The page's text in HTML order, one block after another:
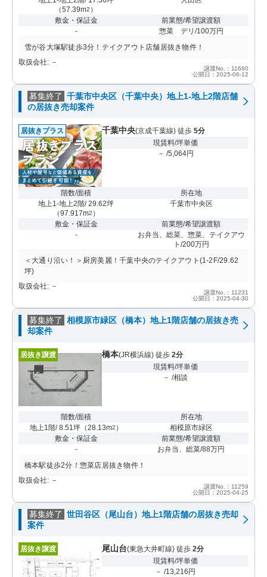
（57.39m2 ）
敷金・保証金
-
前業態/希望譲渡額
惣菜 デリ/100万円
雪が谷大塚駅徒歩3分！テイクアウト店舗居抜き物件！
取扱会社: －
譲渡No.：11680
公開日：2025-06-12
募集終了 千葉市中央区（千葉中央）地上1-地上2階店舗
の居抜き売却案件
居抜きプラス 千葉中央(京成千葉線) 徒歩 5分
現賃料/坪単価
－ /5,064円
階数/面積
地上1-地上2階/ 29.62坪
（97.917m2 ）
所在地
千葉市中央区
敷金・保証金
-
前業態/希望譲渡額
お弁当、総菜、惣菜、テイクアウ
ト/200万円
＜大通り沿い！＞厨房美麗！千葉中央のテイクアウト(1-2F/29.62
坪)
取扱会社: －
譲渡No.：11231
公開日：2025-04-30
募集終了 相模原市緑区（橋本）地上1階店舗の居抜き売
却案件
居抜き譲渡 橋本(JR横浜線) 徒歩 2分
現賃料/坪単価
－ /相談
階数/面積
地上1階/ 8.51坪（28.13m2 ）
所在地
相模原市緑区
敷金・保証金
-
前業態/希望譲渡額
お弁当、総菜/88万円
橋本駅徒歩2分！惣菜店居抜き物件！
取扱会社: －
譲渡No.：11259
公開日：2025-04-25
募集終了 世田谷区（尾山台）地上1階店舗の居抜き売却
案件
居抜き譲渡 尾山台(東急大井町線) 徒歩 2分
現賃料/坪単価
－ /13,216円